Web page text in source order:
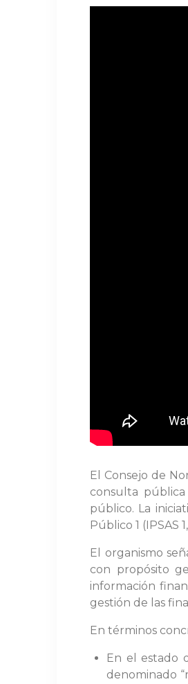
El Consejo de
consulta
público. La
Público 1 (IPSAS
El organismo
con propósito
información
gestión de las
En términos
En el estado
denominado